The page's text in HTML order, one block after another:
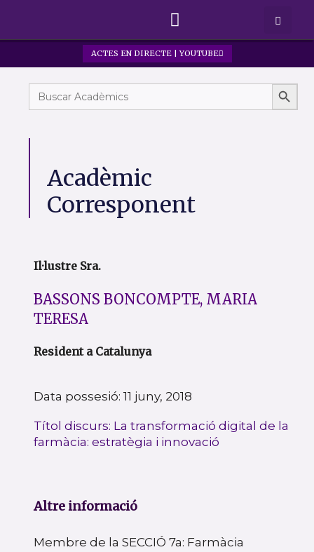
ACTES EN DIRECTE | YOUTUBE
for:
Acadèmic
Corresponent
Il·lustre Sra.
BASSONS BONCOMPTE, MARIA
TERESA
Resident a Catalunya
Data possesió: 11 juny, 2018
Títol discurs: La transformació digital de la
farmàcia: estratègia i innovació
Altre informació
Membre de la SECCIÓ 7a: Farmàcia